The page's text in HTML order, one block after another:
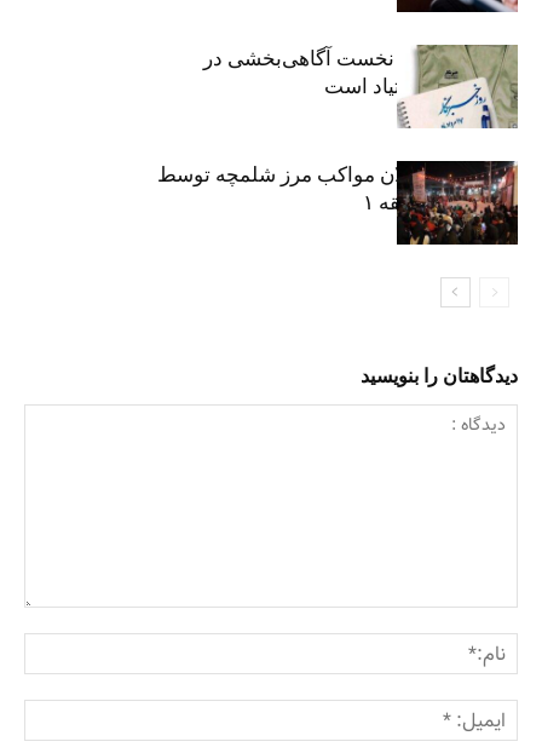
«رسانه» سنگر نخست آگاهی‌بخشی در
پیشگیری از اعتیاد است
نکوداشت فعالان مواکب مرز شلمچه توسط
شهرداری منطقه ۱
دیدگاهتان را بنویسید